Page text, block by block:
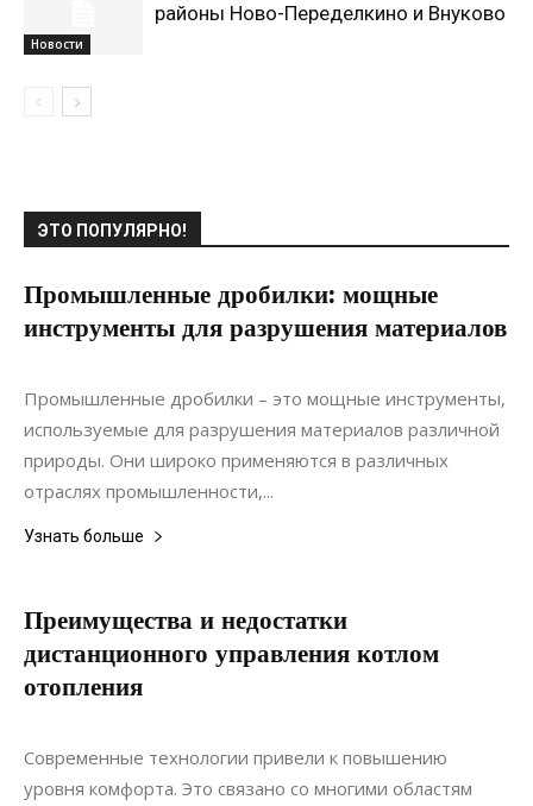
Новости
районы Ново-Переделкино и Внуково
ЭТО ПОПУЛЯРНО!
Промышленные дробилки: мощные
инструменты для разрушения материалов
20.06.2022 0
Промышленные дробилки – это мощные инструменты,
используемые для разрушения материалов различной
природы. Они широко применяются в различных
отраслях промышленности,...
Узнать больше
Преимущества и недостатки
дистанционного управления котлом
отопления
17.08.2022
Современные технологии привели к повышению
уровня комфорта. Это связано со многими областям